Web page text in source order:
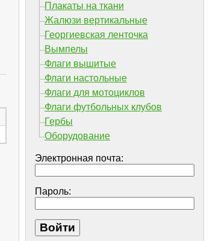
Плакаты на ткани
Жалюзи вертикальные
Георгиевская ленточка
Вымпелы
Флаги вышитые
Флаги настольные
Флаги для мотоциклов
Флаги футбольных клубов
Гербы
Оборудование
Электронная почта:
Пароль: